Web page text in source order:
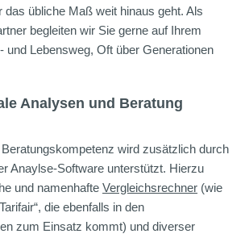
das übliche Maß weit hinaus geht. Als
begleiten wir Sie gerne auf Ihrem
und Lebensweg, Oft über Generationen
Analysen und Beratung
wird zusätzlich durch
Anaylse-Software unterstützt. Hierzu
und namenhafte Vergleichsrechner (wie
die ebenfalls in den
zum Einsatz kommt) und diverser